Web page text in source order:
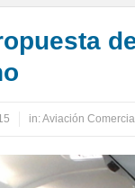
in:Aviación Comercial